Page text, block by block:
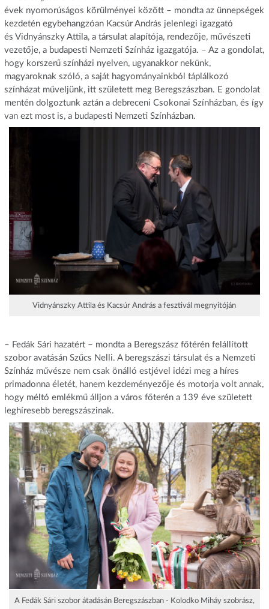
évek nyomorúságos körülményei között – mondta az ünnepségek
kezdetén egybehangzóan Kacsúr András jelenlegi igazgató
és Vidnyánszky Attila, a társulat alapítója, rendezője, művészeti
vezetője, a budapesti Nemzeti Színház igazgatója. – Az a gondolat,
hogy korszerű színházi nyelven, ugyanakkor nekünk,
magyaroknak szóló, a saját hagyományainkból táplálkozó
színházat műveljünk, itt született meg Beregszászban. E gondolat
mentén dolgoztunk aztán a debreceni Csokonai Színházban, és így
van ezt most is, a budapesti Nemzeti Színházban.
Vidnyánszky Attila és Kacsúr András a fesztivál megnyitóján
– Fedák Sári hazatért – mondta a Beregszász főtérén felállított
szobor avatásán Szűcs Nelli. A beregszászi társulat és a Nemzeti
Színház művésze nem csak önálló estjével idézi meg a híres
primadonna életét, hanem kezdeményezője és motorja volt annak,
hogy méltó emlékmű álljon a város főterén a 139 éve született
leghíresebb beregszászinak.
A Fedák Sári szobor átadásán Beregszászban - Kolodko Miháy szobrász,